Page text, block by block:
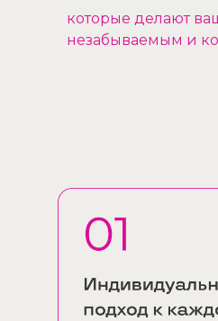
которые делают
незабываемым и